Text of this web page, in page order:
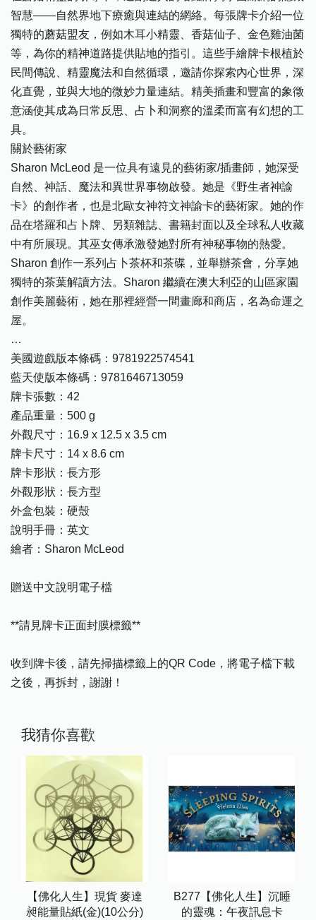
智慧——自然界地下療癒與連結的網絡。每張牌卡介紹一位
獨特的蘑菇盟友，例如木耳小精靈、香菇仙子、金色雞油菌
等，為你的精神道路提供貼地的指引。這些手繪牌卡根植於
民間傳說、精靈魔法和自然循環，邀請你探索內心世界，深
化直覺，並與大地的微妙力量連結。精美插畫和豐富的象徵
意涵使其成為日常反思、占卜和洞察的溫柔而富有幻想的工
具。
關於藝術家
Sharon McLeod 是一位具有遠見的藝術家/插畫師，她深受
自然、神話、魔法和異世界事物啟發。她是《野生者神諭
卡》的創作者，也是北歐女神符文神諭卡的藝術家。她的作
品在塔羅和占卜牌、另類雜誌、書籍封面以及全球私人收藏
中有所展現。其巫女傳承激發她對所有神秘事物的熱愛。
Sharon 創作一系列占卜茶杯和茶碟，並舉辦茶會，分享她
獨特的茶葉解讀方法。Sharon 繼續在澳大利亞的山區家園
創作美麗藝術，她在那裡經營一間畫廊和商店，名為命運之
屋。
…
美國遊戲版本條碼：9781922574541
藍天使版本條碼：9781646713059
牌卡張數：42
產品重量：500 g
外觀尺寸：16.9 x 12.5 x 3.5 cm
牌卡尺寸：14 x 8.6 cm
牌卡形狀：長方形
外觀形狀：長方型
外盒包裝：硬殼
說明手冊：英文
繪者：Sharon McLeod
贈送中文說明電子檔
**請見牌卡正面封膜標籤**
收到牌卡後，請先掃描標籤上的QR Code，將電子檔下載
之後，再拆封，謝謝！
我猜你喜歡
【佛化人生】現貨 麥達
昶能量貼紙(金)(10公分)
B277【佛化人生】沉睡
的靈魂：午夜訊息卡